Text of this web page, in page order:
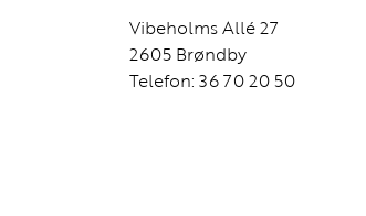
Vibeholms Allé 27
2605 Brøndby
Telefon: 36 70 20 50